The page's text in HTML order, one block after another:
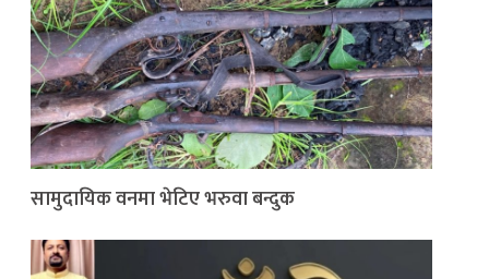
सामुदायिक वनमा भेटिए भरुवा बन्दुक